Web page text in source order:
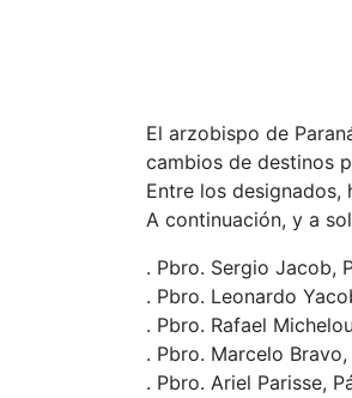
El arzobispo de
cambios de destinos
Entre los designados,
A continuación, y a
. Pbro. Sergio Jacob,
. Pbro. Leonardo
. Pbro. Rafael
. Pbro. Marcelo
. Pbro. Ariel Parisse,